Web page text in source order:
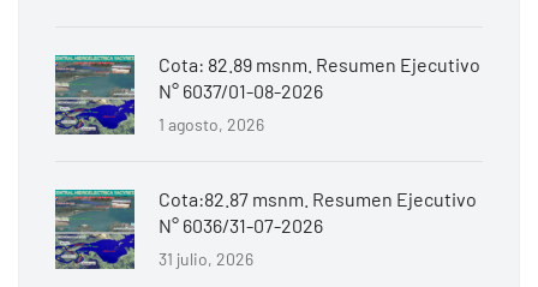
Cota: 82.89 msnm. Resumen Ejecutivo
N° 6037/01-08-2026
1 agosto, 2026
Cota:82.87 msnm. Resumen Ejecutivo
N° 6036/31-07-2026
31 julio, 2026